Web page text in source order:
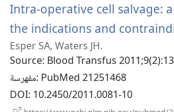
Intra-operative cell salvage:
the indications and
Esper SA, Waters JH.
Source‎: Blood Transfus
مفهرسة‎: PubMed 21251468
DOI‎: 10.2450/2011.0081-10